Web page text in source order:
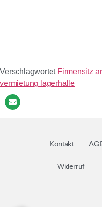
Verschlagwortet Firmensitz
vermietung lagerhalle
Kontakt
Widerruf